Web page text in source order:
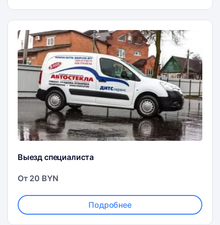
Выезд специалиста
От 20 BYN
Подробнее